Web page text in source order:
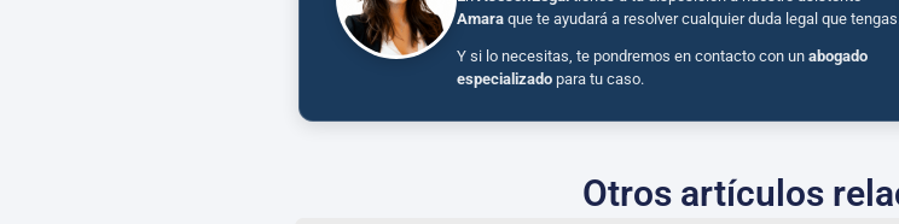
Amara que te ayudará a resolver cualquier duda legal que
Y si lo necesitas, te pondremos en contacto con un abogado
especializado para tu caso.
Otros artículos